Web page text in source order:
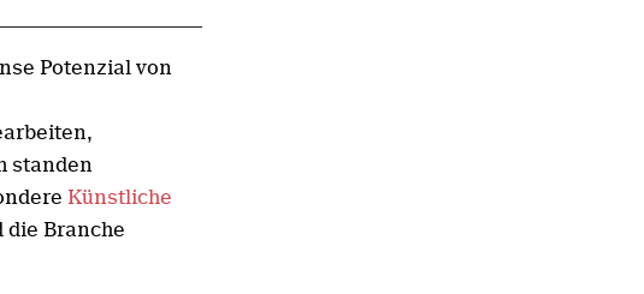
Potenzial von
standen
Künstliche
die Branche